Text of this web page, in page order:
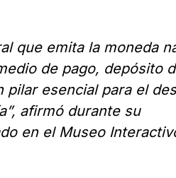
que emita la moneda
de pago, depósito
pilar esencial para el
afirmó durante su
en el Museo